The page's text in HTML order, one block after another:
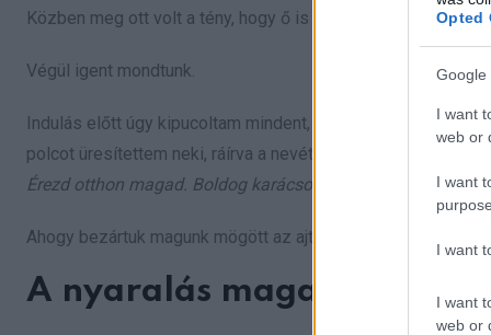
Opted
Google
I want
web or
I want
I want
I want
web or
Közben meg ott volt a tény, hogy ő is család.
Végül igent mondtunk.
Indulás előtt úgy kipucoltam mindent, mint még soha. Friss
polcot üresítettem neki, ráírva a nevét. A hűtőre cetlit tettem:
Érezd otthon magad. Boldog karácsonyt!
Ahogy bezártuk magunk mögött az ajtót, próbáltam
A nyaralás maga volt az